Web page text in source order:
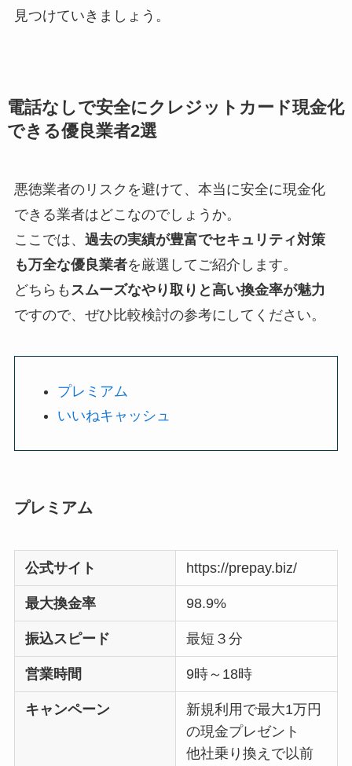
見つけていきましょう。
電話なしで安全にクレジットカード現金化
できる優良業者2選
悪徳業者のリスクを避けて、本当に安全に現金化
できる業者はどこなのでしょうか。
ここでは、 過去の実績が豊富でセキュリティ対策
も万全な優良業者を厳選してご紹介します。
どちらも スムーズなやり取りと高い換金率が魅力
ですので、ぜひ比較検討の参考にしてください。
プレミアム
いいねキャッシュ
プレミアム
公式サイト https://prepay.biz/
最大換金率 98.9%
振込スピード 最短３分
営業時間 9時～18時
キャンペーン
新規利用で最大1万円
の現金プレゼント
他社乗り換えで以前